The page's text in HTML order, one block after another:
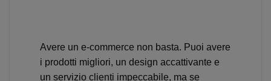
Avere un e-commerce non basta. Puoi avere
i prodotti migliori, un design accattivante e
un servizio clienti impeccabile, ma se